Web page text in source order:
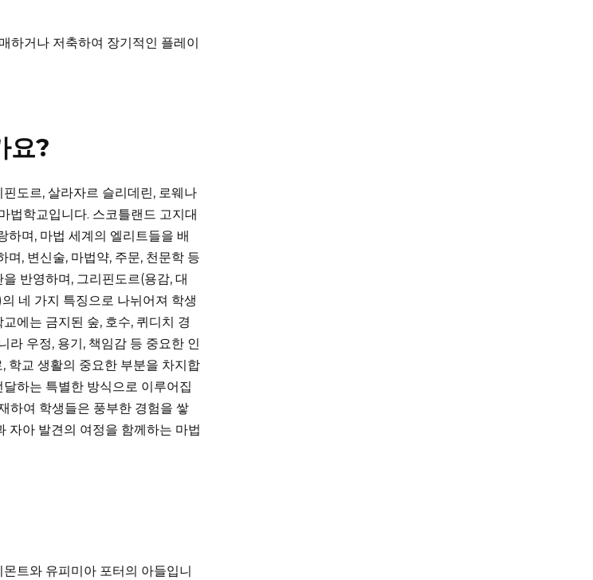
하거나 저축하여 장기적인 플레이
요?
도르, 살라자르 슬리데린, 로웨나
법학교입니다. 스코틀랜드 고지대
하며, 마법 세계의 엘리트들을 배
, 변신술, 마법약, 주문, 천문학 등
반영하며, 그리핀도르(용감, 대
네 가지 특징으로 나뉘어져 학생
에는 금지된 숲, 호수, 퀴디치 경
라 우정, 용기, 책임감 등 중요한 인
학교 생활의 중요한 부분을 차지합
하는 특별한 방식으로 이루어집
하여 학생들은 풍부한 경험을 쌓
자아 발견의 여정을 함께하는 마법
트와 유피미아 포터의 아들입니